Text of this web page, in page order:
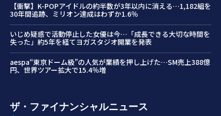
【衝撃】K-POPアイドルの約半数が3年以内に消える…1,182組を
30年間追跡、ミリオン達成はわずか1.6％
いじめ疑惑で活動停止した女優は今…「成長できる大切な時間を
失った」約5年を経てヨガスタジオ開業を発表
aespa“東京ドーム級”の人気が業績を押し上げた…SM売上388億
円、世界ツアー拡大で15.4％増
ザ・ファイナンシャルニュース